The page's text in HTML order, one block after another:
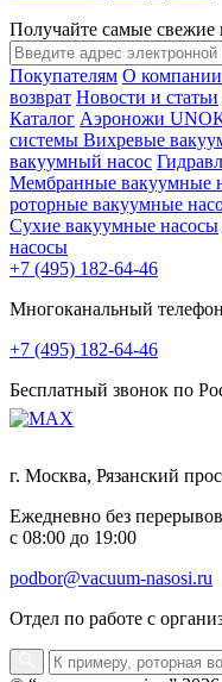
Получайте самые свежие
Покупателям О компании
возврат Новости и статьи
Каталог Аэроножи
системы Вихревые
вакуумный насос
Мембранные
роторные вакуумные
Сухие вакуумные насосы
насосы
+7 (495) 182-64-46
Многоканальный
+7 (495) 182-64-46
Бесплатный звонок по
г. Москва, Рязанский
Ежедневно без перерывов
с 08:00 до 19:00
podbor@vacuum-nasosi.ru
Отдел по работе с